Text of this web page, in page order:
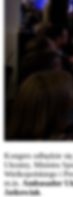
Kongres odbędzie
Ukrainy, Ministra
Wielkopolskiego i
m.in. Ambasador
Jaśkowiak.